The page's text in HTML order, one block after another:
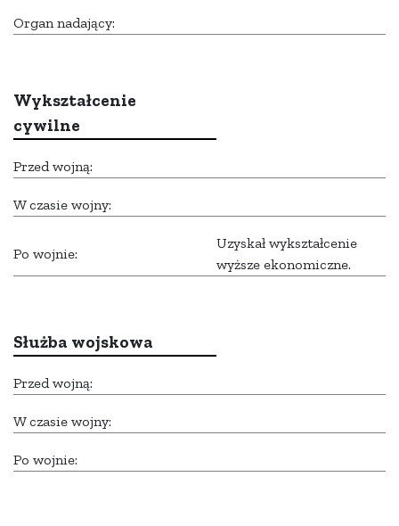
Organ nadający:
Wykształcenie
cywilne
Przed wojną:
W czasie wojny:
Po wojnie:
Uzyskał wykształcenie
wyższe ekonomiczne.
Służba wojskowa
Przed wojną:
W czasie wojny:
Po wojnie: